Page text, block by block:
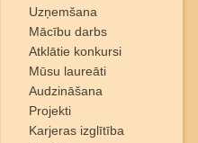
Uzņemšana
Mācību darbs
Atklātie konkursi
Mūsu laureāti
Audzināšana
Projekti
Karjeras izglītība